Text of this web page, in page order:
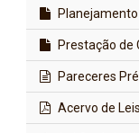
Prestação de
Pareceres
Acervo de Leis